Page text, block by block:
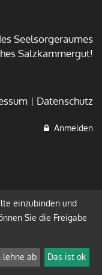
Seelsorgeraumes
Salzkammergut!
Datenschutz
Anmelden
einzubinden und
Sie die Freigabe
lehne ab Das ist ok